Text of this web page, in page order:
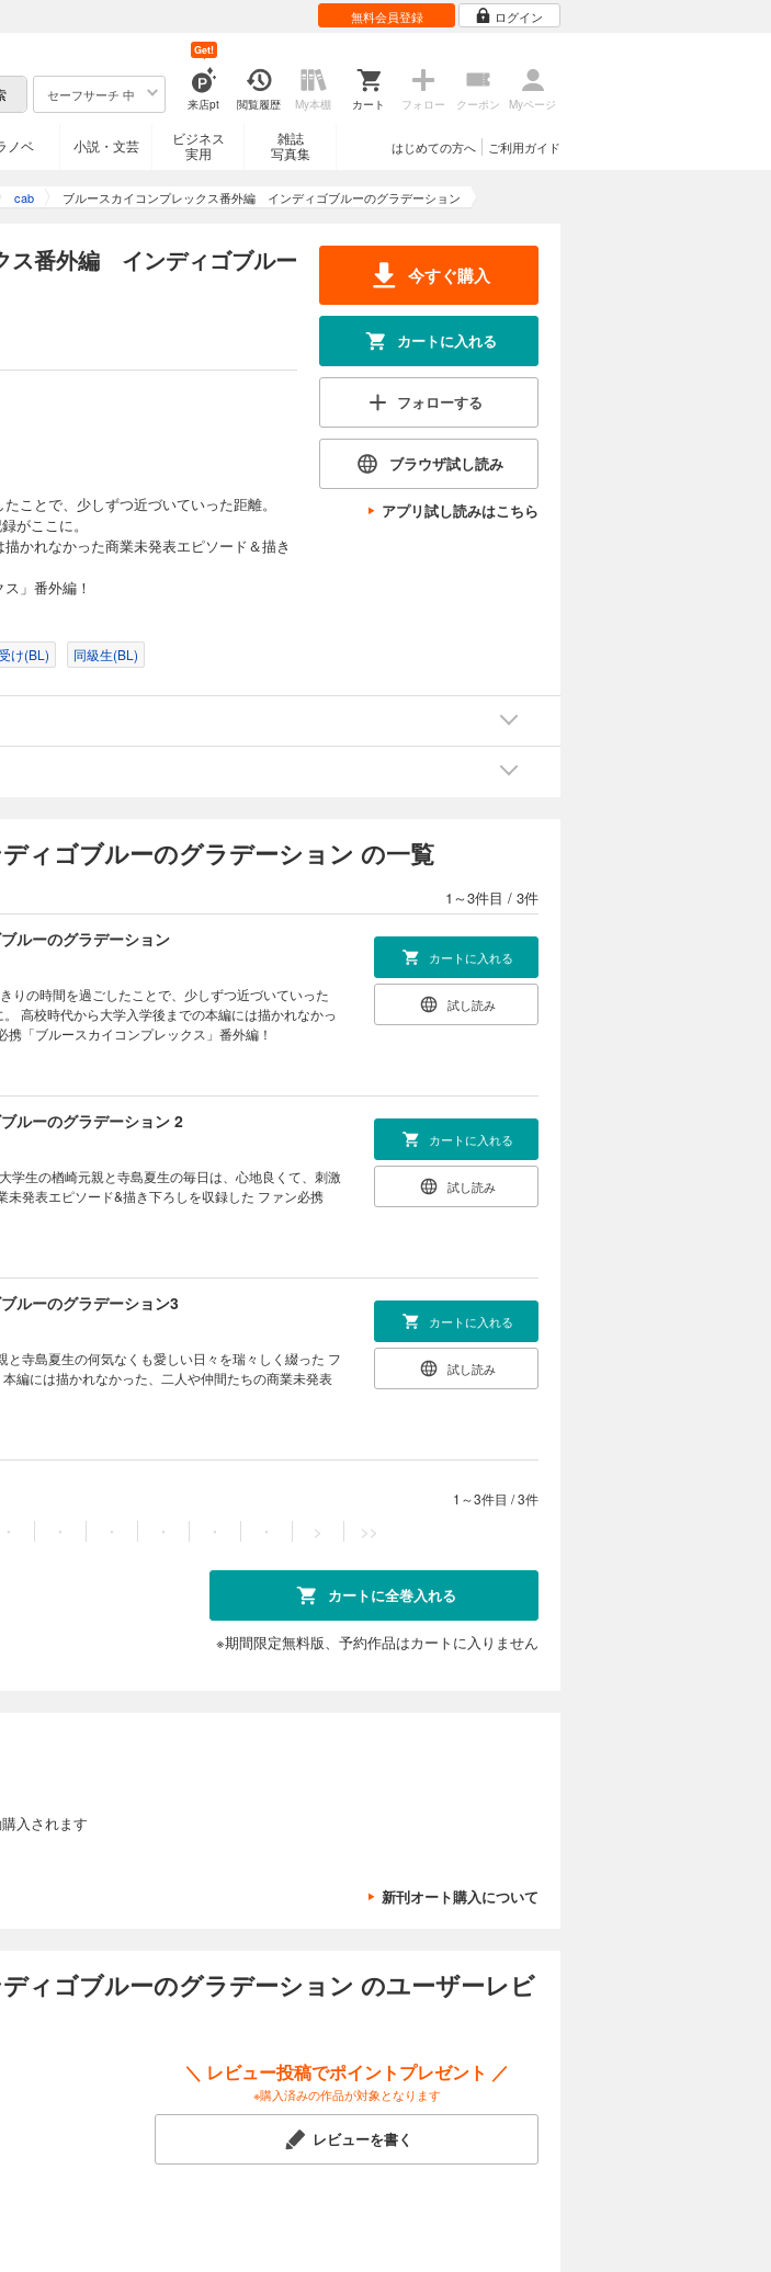
無料会員登録 ログイン
セーフサーチ 中
来店pt
Get!
閲覧履歴 My本棚 カート フォロー クーポン Myページ
ノベ 小説・文芸
ビジネス
実用
雑誌
写真集
ご利用ガイド
はじめての方へ
cab ブルースカイコンプレックス番外編 インディゴブルーのグラデーション
ス番外編 インディゴブルー
ことで、少しずつ近づいていった距離。
がここに。
かれなかった商業未発表エピソード＆描き
」番外編！
今すぐ購入
カートに入れる
フォローする
ブラウザ試し読み
アプリ試し読みはこちら
け(BL) 同級生(BL)
ィゴブルーのグラデーション の一覧
1～3件目 / 3件
ルーのグラデーション
りの時間を過ごしたことで、少しずつ近づいていった
高校時代から大学入学後までの本編には描かれなかっ
「ブルースカイコンプレックス」番外編！
カートに入れる
試し読み
ルーのグラデーション 2
発表エピソード&描き下ろしを収録した ファン必携
カートに入れる
試し読み
ルーのグラデーション3
編には描かれなかった、二人や仲間たちの商業未発表
カートに入れる
試し読み
1～3件目 /3件
・ ・ ・ ・ ・ ・ > >>
カートに全巻入れる
※期間限定無料版、予約作品はカートに入りません
入されます
新刊オート購入について
ィゴブルーのグラデーション のユーザーレビ
＼ レビュー投稿でポイントプレゼント ／
※購入済みの作品が対象となります
レビューを書く